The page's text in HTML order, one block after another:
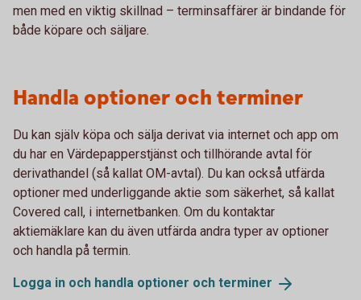
men med en viktig skillnad – terminsaffärer är bindande för
både köpare och säljare.
Handla optioner och terminer
Du kan själv köpa och sälja derivat via internet och app om
du har en Värdepapperstjänst och tillhörande avtal för
derivathandel (så kallat OM-avtal). Du kan också utfärda
optioner med underliggande aktie som säkerhet, så kallat
Covered call, i internetbanken. Om du kontaktar
aktiemäklare kan du även utfärda andra typer av optioner
och handla på termin.
Logga in och handla optioner och terminer